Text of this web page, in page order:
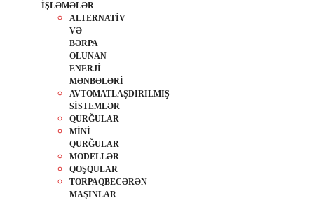
İŞLƏMƏLƏR
ALTERNATİV
VƏ
BƏRPA
OLUNAN
ENERJİ
MƏNBƏLƏRİ
AVTOMATLAŞDIRILMIŞ
SİSTEMLƏR
QURĞULAR
MİNİ
QURĞULAR
MODELLƏR
QOŞQULAR
TORPAQBECƏRƏN
MAŞINLAR